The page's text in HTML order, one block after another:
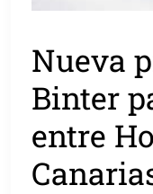
Nueva
Binter
entre